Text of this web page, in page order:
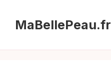
contenuMaBellePeau.fr